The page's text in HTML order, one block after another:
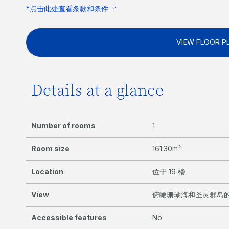
*点击此处查看条款和条件
VIEW FLOOR
Details at a glance
Number of rooms 1
Room size 161.30m²
Location 位于 19 楼
View 俯瞰珊瑚海和圣灵群岛
Accessible features No